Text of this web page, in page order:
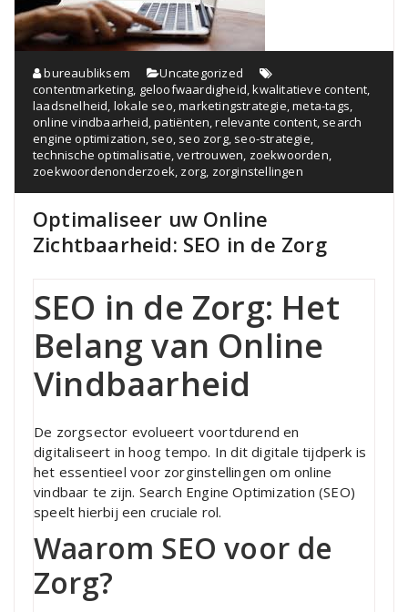
bureaubliksem
Uncategorized
contentmarketing, geloofwaardigheid,kwalitatieve content,
laadsnelheid, lokale seo,marketingstrategie,meta-tags,
online vindbaarheid,patiënten,relevante content, search
engine optimization, seo, seo zorg, seo-strategie,
technische optimalisatie,vertrouwen, zoekwoorden,
zoekwoordenonderzoek, zorg, zorginstellingen
Optimaliseer uw Online
Zichtbaarheid: SEO in de Zorg
SEO in de Zorg: Het
Belang van Online
Vindbaarheid
De zorgsector evolueert voortdurend en
digitaliseert in hoog tempo. In dit digitale tijdperk is
het essentieel voor zorginstellingen om online
vindbaar te zijn. Search Engine Optimization (SEO)
speelt hierbij een cruciale rol.
Waarom SEO voor de
Zorg?